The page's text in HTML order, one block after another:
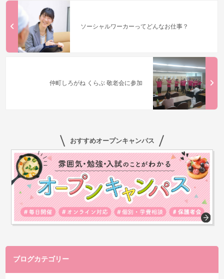
ソーシャルワーカーってどんなお仕事？
仲町しろがね くらぶ 敬老会に参加
おすすめオープンキャンパス
ブログカテゴリー